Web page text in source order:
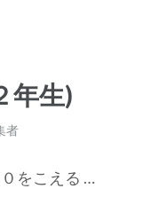
年生)
者
をこえる …